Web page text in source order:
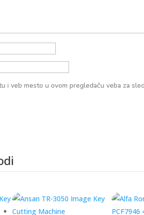
i veb mesto u ovom pregledaču veba za